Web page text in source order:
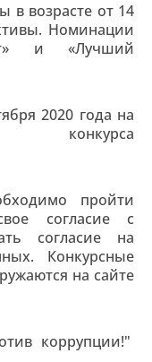
в возрасте от 14
Номинации
и «Лучший
2020 года на
конкурса
пройти
согласие с
согласие на
Конкурсные
на сайте
коррупции!"